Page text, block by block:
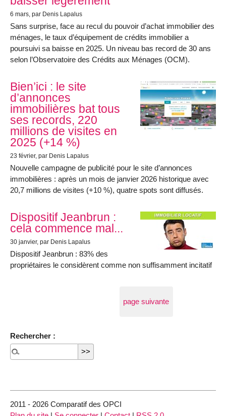
6 mars, par Denis Lapalus
Sans surprise, face au recul du pouvoir d’achat immobilier des
ménages, le taux d’équipement de crédits immobilier a
poursuivi sa baisse en 2025. Un niveau bas record de 30 ans
selon l’Observatoire des Crédits aux Ménages (OCM).
Bien’ici : le site
d’annonces
immobilières bat tous
ses records, 220
millions de visites en
2025 (+14 %)
23 février, par Denis Lapalus
Nouvelle campagne de publicité pour le site d’annonces
immobilières : après un mois de janvier 2026 historique avec
20,7 millions de visites (+10 %), quatre spots sont diffusés.
Dispositif Jeanbrun :
cela commence mal...
30 janvier, par Denis Lapalus
Dispositif Jeanbrun : 83% des
propriétaires le considèrent comme non suffisamment incitatif
page suivante
Rechercher :
2011 - 2026 Comparatif des OPCI